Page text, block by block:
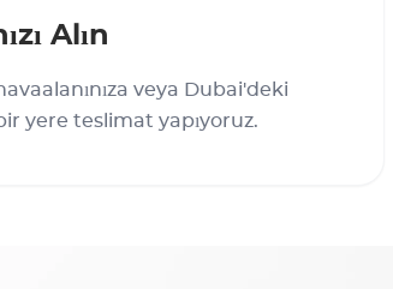
Alın
veya Dubai'deki
yere teslimat yapıyoruz.